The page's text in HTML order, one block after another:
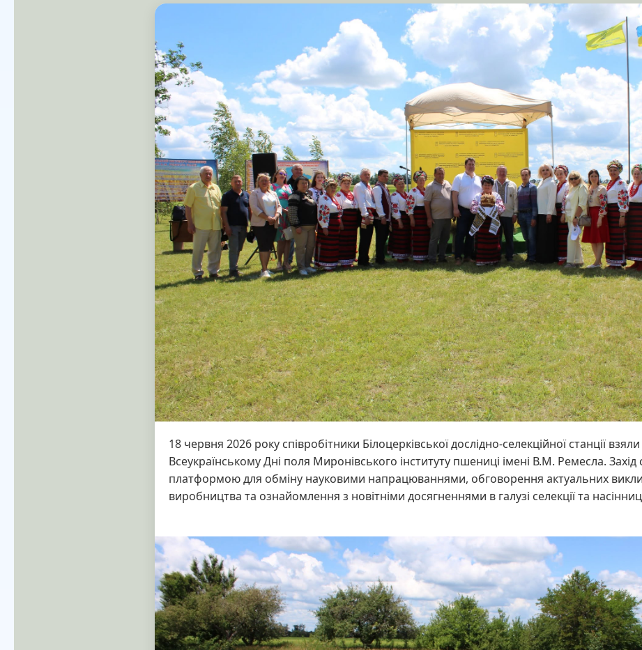
18 червня 2026 року співробітники Білоцерківської дослідно-селекційної станції
Всеукраїнському Дні поля Миронівського інституту пшениці імені В.М. Ремесла.
платформою для обміну науковими напрацюваннями, обговорення актуальних
виробництва та ознайомлення з новітніми досягненнями в галузі селекції та